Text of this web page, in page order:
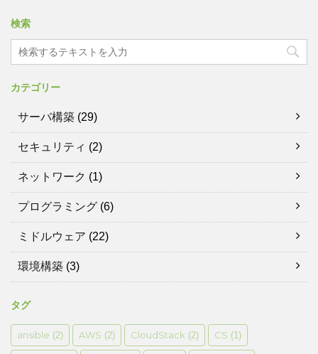
検索
カテゴリー
サーバ構築 (29)
セキュリティ (2)
ネットワーク (1)
プログラミング (6)
ミドルウェア (22)
環境構築 (3)
タグ
ansible (2) AWS (2) CloudStack (2) CS (1)